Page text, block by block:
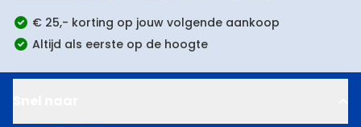
€ 25,- korting op jouw volgende aankoop
Altijd als eerste op de hoogte